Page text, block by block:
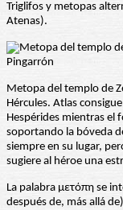
Triglifos y metopas
Atenas).
Metopa del templo de
Hércules. Atlas
Hespérides mientras el
soportando la bóveda
siempre en su lugar,
sugiere al héroe una
La palabra μετόπη se
después de, más allá